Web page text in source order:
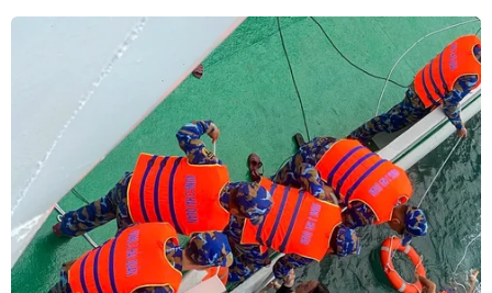
Cổ động viên Việt Nam đến sân trong niềm vui và hy vọng phơi
phới. Bốn ngày trước đó, đội bóng của chúng ta vừa đánh bại
một trong những thế lực hàng đầu của bóng đá trẻ châu Á -
U19 Australia. (Ảnh: Minh Chiến/Vietnam+)